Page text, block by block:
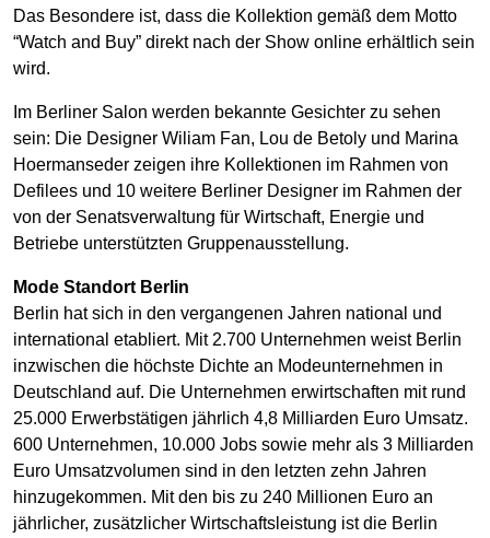
Das Besondere ist, dass die Kollektion gemäß dem Motto
“Watch and Buy” direkt nach der Show online erhältlich sein
wird.
Im Berliner Salon werden bekannte Gesichter zu sehen
sein: Die Designer Wiliam Fan, Lou de Betoly und Marina
Hoermanseder zeigen ihre Kollektionen im Rahmen von
Defilees und 10 weitere Berliner Designer im Rahmen der
von der Senatsverwaltung für Wirtschaft, Energie und
Betriebe unterstützten Gruppenausstellung.
Mode Standort Berlin
Berlin hat sich in den vergangenen Jahren national und
international etabliert. Mit 2.700 Unternehmen weist Berlin
inzwischen die höchste Dichte an Modeunternehmen in
Deutschland auf. Die Unternehmen erwirtschaften mit rund
25.000 Erwerbstätigen jährlich 4,8 Milliarden Euro Umsatz.
600 Unternehmen, 10.000 Jobs sowie mehr als 3 Milliarden
Euro Umsatzvolumen sind in den letzten zehn Jahren
hinzugekommen. Mit den bis zu 240 Millionen Euro an
jährlicher, zusätzlicher Wirtschaftsleistung ist die Berlin